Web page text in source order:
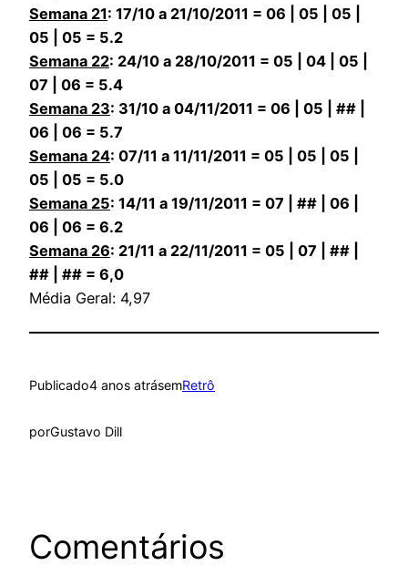
Semana 21: 17/10 a 21/10/2011 = 06 | 05 | 05 |
05 | 05 = 5.2
Semana 22: 24/10 a 28/10/2011 = 05 | 04 | 05 |
07 | 06 = 5.4
Semana 23: 31/10 a 04/11/2011 = 06 | 05 | ## |
06 | 06 = 5.7
Semana 24: 07/11 a 11/11/2011 = 05 | 05 | 05 |
05 | 05 = 5.0
Semana 25: 14/11 a 19/11/2011 = 07 | ## | 06 |
06 | 06 = 6.2
Semana 26: 21/11 a 22/11/2011 = 05 | 07 | ## |
## | ## = 6,0
Média Geral: 4,97
Publicado4 anos atrásemRetrô
porGustavo Dill
Comentários